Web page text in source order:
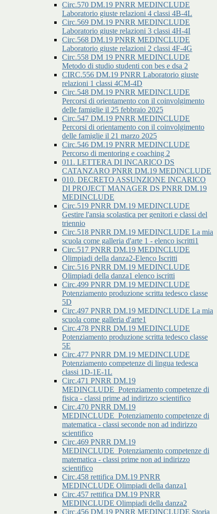
Circ.570 DM.19 PNRR MEDINCLUDE
Laboratorio giuste relazioni 4 classi 4B-4L
Circ.569 DM.19 PNRR MEDINCLUDE
Laboratorio giuste relazioni 3 classi 4H-4I
Circ.568 DM.19 PNRR MEDINCLUDE
Laboratorio giuste relazioni 2 classi 4F-4G
Circ.558 DM 19 PNRR MEDINCLUDE
Metodo di studio studenti con bes e dsa 2
CIRC.556 DM.19 PNRR Laboratorio giuste
relazioni 1 classi 4CM-4D
Circ.548 DM.19 PNRR MEDINCLUDE
Percorsi di orientamento con il coinvolgimento
delle famiglie il 25 febbraio 2025
Circ.547 DM.19 PNRR MEDINCLUDE
Percorsi di orientamento con il coinvolgimento
delle famiglie il 21 marzo 2025
Circ.546 DM.19 PNRR MEDINCLUDE
Percorso di mentoring e coaching 2
011. LETTERA DI INCARICO DS
CATANZARO PNRR DM.19 MEDINCLUDE
010. DECRETO ASSUNZIONE INCARICO
DI PROJECT MANAGER DS PNRR DM.19
MEDINCLUDE
Circ.519 PNRR DM.19 MEDINCLUDE
Gestire l'ansia scolastica per genitori e classi del
triennio
Circ.518 PNRR DM.19 MEDINCLUDE La mia
scuola come galleria d'arte 1 - elenco iscritti1
Circ.517 PNRR DM.19 MEDINCLUDE
Olimpiadi della danza2-Elenco Iscritti
Circ.516 PNRR DM.19 MEDINCLUDE
Olimpiadi della danza1 elenco iscritti
Circ.499 PNRR DM.19 MEDINCLUDE
Potenziamento produzione scritta tedesco classe
5D
Circ.497 PNRR DM.19 MEDINCLUDE La mia
scuola come galleria d'arte1
Circ.478 PNRR DM.19 MEDINCLUDE
Potenziamento produzione scritta tedesco classe
5E
Circ.477 PNRR DM.19 MEDINCLUDE
Potenziamento competenze di lingua tedesca
classi 1D-1E-1L
Circ.471 PNRR DM.19
MEDINCLUDE_Potenziamento competenze di
fisica - classi prime ad indirizzo scientifico
Circ.470 PNRR DM.19
MEDINCLUDE_Potenziamento competenze di
matematica - classi seconde non ad indirizzo
scientifico
Circ.469 PNRR DM.19
MEDINCLUDE_Potenziamento competenze di
matematica - classi prime non ad indirizzo
scientifico
Circ.458 rettifica DM.19 PNRR
MEDINCLUDE Olimpiadi della danza1
Circ.457 rettifica DM.19 PNRR
MEDINCLUDE Olimpiadi della danza2
Circ.456 DM.19 PNRR MEDINCLUDE Storia